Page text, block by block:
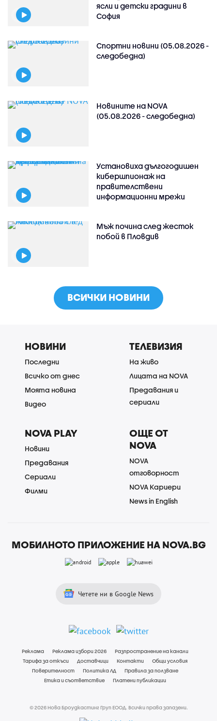
ясли и детски градини в
София
Спортни новини (05.08.2026 -
следобедна)
Новините на NOVA
(05.08.2026 - следобедна)
Установиха дългогодишен
кибершпионаж на
правителствени
информационни мрежи
Мъж почина след жесток
побой в Пловдив
ВСИЧКИ НОВИНИ
НОВИНИ
Последни
Всичко от днес
Моята новина
Видео
ТЕЛЕВИЗИЯ
На живо
Лицата на NOVA
Предавания и
сериали
NOVA PLAY
Новини
Предавания
Сериали
Филми
ОЩЕ ОТ
NOVA
NOVA
отговорност
NOVA Кариери
News in English
МОБИЛНОТО ПРИЛОЖЕНИЕ НА NOVA.BG
Четете ни в Google News
Реклама Реклама избори 2026
Разпространение на канали
Тарифа за откъси
Доставчици Контакти
Общи условия
Поверителност
Политика ЛД
Правила за ползване
Етика и съответствие
Платени публикации
© 2026 Нова Броудкастинг Груп ЕООД. Всички права запазени.